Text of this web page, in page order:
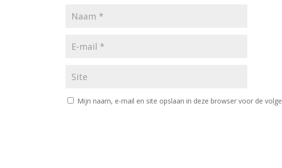
Mijn naam, e-mail en site opslaan in deze browser voor de